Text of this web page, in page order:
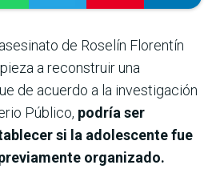
de Roselín Florentín
a reconstruir una
de acuerdo a la investigación
Público, podría ser
si la adolescente fue
organizado.